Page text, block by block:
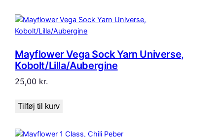
Mayflower Vega Sock Yarn Universe,
Kobolt/Lilla/Aubergine
25,00 kr.
Tilføj til kurv